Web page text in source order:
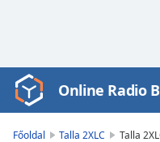
Video
Player
Online Radio
Főoldal Talla 2XLC Talla